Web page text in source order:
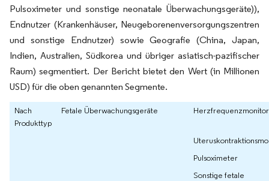
Pulsoximeter und sonstige neonatale Überwachungsgeräte)),
Endnutzer (Krankenhäuser, Neugeborenenversorgungszentren
und sonstige Endnutzer) sowie Geografie (China, Japan,
Indien, Australien, Südkorea und übriger asiatisch-pazifischer
Raum) segmentiert. Der Bericht bietet den Wert (in Millionen
USD) für die oben genannten Segmente.
Nach
Produkttyp
Fetale Überwachungsgeräte
Pulsoximeter
Sonstige fetale